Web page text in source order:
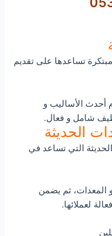
تساعدها على تقديم
أحدث الأساليب و
شامل و فعال.
الحديثة
التي تساعد في
المعدات، ثم يضمن
لعملائها.